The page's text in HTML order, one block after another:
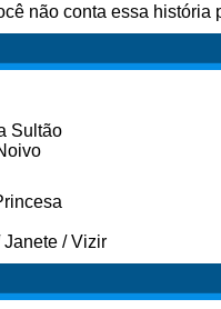
não conta essa
Sultão
Janete / Vizir